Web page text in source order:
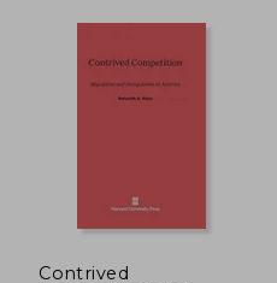
Contrived